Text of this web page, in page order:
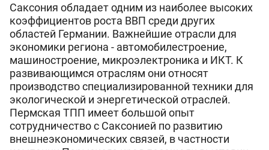
Саксония обладает одним из наиболее высоких
коэффициентов роста ВВП среди других
областей Германии. Важнейшие отрасли для
экономики региона - автомобилестроение,
машиностроение, микроэлектроника и ИКТ. К
развивающимся отраслям они относят
производство специализированной техники для
экологической и энергетической отраслей.
Пермская ТПП имеет большой опыт
сотрудничество с Саксонией по развитию
внешнеэкономических связей, в частности